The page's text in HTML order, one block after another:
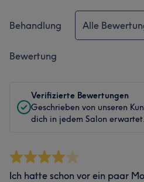
Behandlung Alle
Bewertung
Verifizierte Bewertungen
Geschrieben von unseren
dich in jedem Salon erwartet.
Ich hatte schon vor ein paar